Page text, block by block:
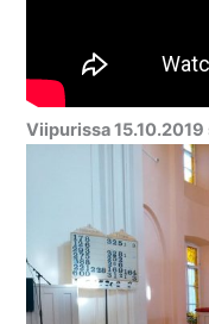
Viipurissa